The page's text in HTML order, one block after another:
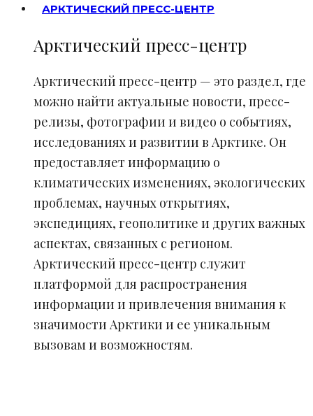
АРКТИЧЕСКИЙ ПРЕСС-ЦЕНТР
Арктический пресс-центр
Арктический пресс-центр — это раздел, где
можно найти актуальные новости, пресс-
релизы, фотографии и видео о событиях,
исследованиях и развитии в Арктике. Он
предоставляет информацию о
климатических изменениях, экологических
проблемах, научных открытиях,
экспедициях, геополитике и других важных
аспектах, связанных с регионом.
Арктический пресс-центр служит
платформой для распространения
информации и привлечения внимания к
значимости Арктики и ее уникальным
вызовам и возможностям.